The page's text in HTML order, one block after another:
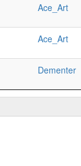
Ace_Art
Ace_Art
Dementer